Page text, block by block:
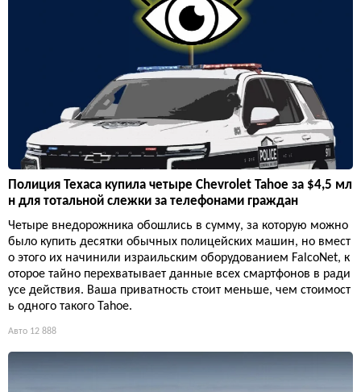
Полиция Техаса купила четыре Chevrolet Tahoe за $4,5 мл
н для тотальной слежки за телефонами граждан
Четыре внедорожника обошлись в сумму, за которую можно
было купить десятки обычных полицейских машин, но вмест
о этого их начинили израильским оборудованием FalcoNet, к
оторое тайно перехватывает данные всех смартфонов в ради
усе действия. Ваша приватность стоит меньше, чем стоимост
ь одного такого Tahoe.
Авто 12 888